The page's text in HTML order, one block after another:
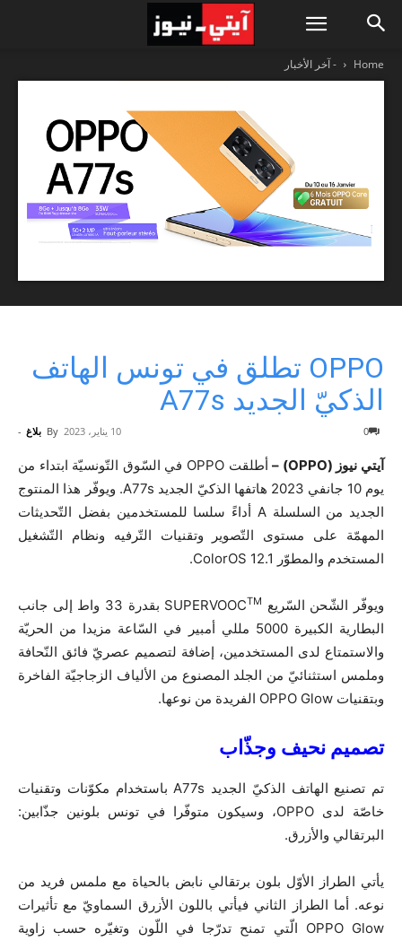
Home - آخر الأخبار
OPPO تطلق في تونس الهاتف
الذكيّ الجديد A77s
By بلاغ - 10 يناير، 2023 0
آيتي نيوز (OPPO) –
أطلقت OPPO في السّوق التّونسيّة ابتداء من
يوم 10 جانفي 2023 هاتفها الذكيّ الجديد A77s. ويوفّر هذا المنتوج
الجديد من السلسلة A أداءً سلسا للمستخدمين بفضل التّحديثات
المهمّة على مستوى التّصوير وتقنيات التّرفيه ونظام التّشغيل
المستخدم والمطوّر ColorOS 12.1.
ويوفّر الشّحن السّريع SUPERVOOC TM
بقدرة 33 واط إلى جانب
البطارية الكبيرة 5000 مللي أمبير في السّاعة مزيدا من الحريّة
والاستمتاع لدى المستخدمين، إضافة لتصميم عصريّ فائق النّحافة
وملمس استثنائيّ من الجلد المصنوع من الألياف الزجاجيّة الفاخرة
وبتقنيات OPPO Glow الفريدة من نوعها.
تصميم نحيف وجذّاب
تم تصنيع الهاتف الذكيّ الجديد A77s باستخدام مكوّنات وتقنيات
خاصّة لدى OPPO، وسيكون متوفّرا في تونس بلونين جذّابين:
البرتقالي والأزرق.
يأتي الطراز الأوّل بلون برتقالي نابض بالحياة مع ملمس فريد من
نوعه. أما الطراز الثاني فيأتي باللون الأزرق السماويّ مع تأثيرات
OPPO Glow الّتي تمنح تدرّجا في اللّون وتغيّره حسب زاوية